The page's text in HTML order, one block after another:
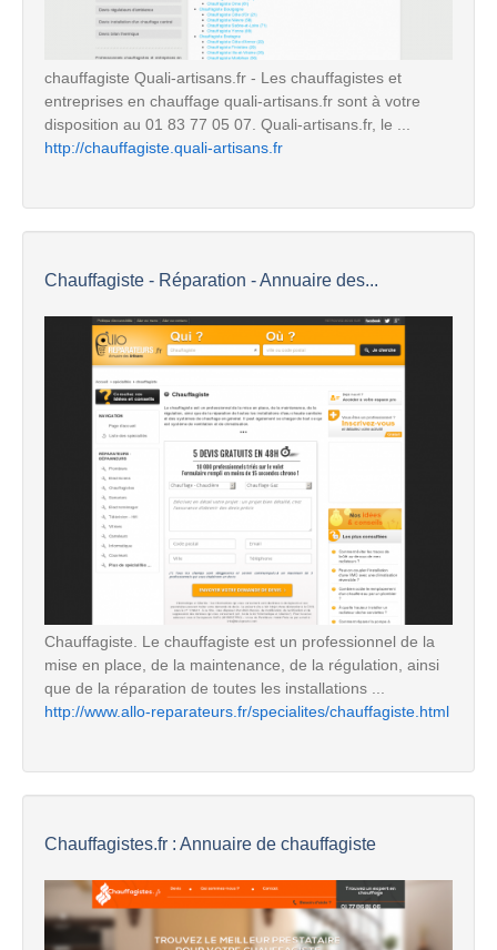
chauffagiste Quali-artisans.fr - Les chauffagistes et
entreprises en chauffage quali-artisans.fr sont à votre
disposition au 01 83 77 05 07. Quali-artisans.fr, le ...
http://chauffagiste.quali-artisans.fr
Chauffagiste - Réparation - Annuaire des...
Chauffagiste. Le chauffagiste est un professionnel de la
mise en place, de la maintenance, de la régulation, ainsi
que de la réparation de toutes les installations ...
http://www.allo-reparateurs.fr/specialites/chauffagiste.html
Chauffagistes.fr : Annuaire de chauffagiste